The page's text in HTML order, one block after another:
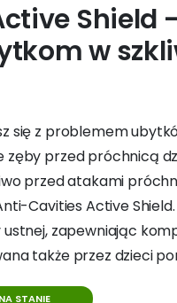
Shield
w
się z problemem
zęby przed próchnicą
przed atakami
Cavities Active
ustnej, zapewniając
także przez dzieci
NA STANIE